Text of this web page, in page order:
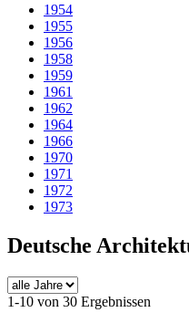
1954
1955
1956
1958
1959
1961
1962
1964
1966
1970
1971
1972
1973
Deutsche
1-10 von 30 Ergebnissen